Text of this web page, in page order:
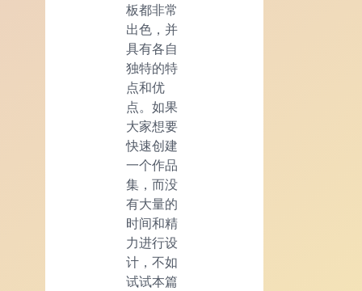
板都非常
出色，并
具有各自
独特的特
点和优
点。如果
大家想要
快速创建
一个作品
集，而没
有大量的
时间和精
力进行设
计，不如
试试本篇